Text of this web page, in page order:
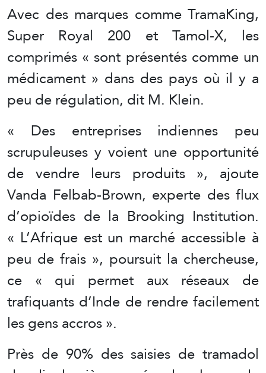
Avec des marques comme TramaKing,
Super Royal 200 et Tamol-X, les
comprimés « sont présentés comme un
médicament » dans des pays où il y a
peu de régulation, dit M. Klein.
« Des entreprises indiennes peu
scrupuleuses y voient une opportunité
de vendre leurs produits », ajoute
Vanda Felbab-Brown, experte des flux
d’opioïdes de la Brooking Institution.
« L’Afrique est un marché accessible à
peu de frais », poursuit la chercheuse,
ce « qui permet aux réseaux de
trafiquants d’Inde de rendre facilement
les gens accros ».
Près de 90% des saisies de tramadol